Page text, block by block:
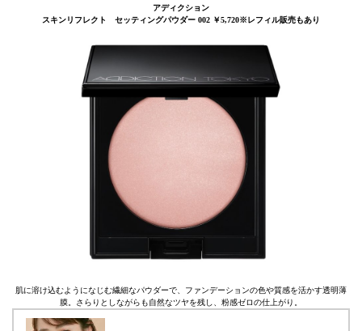
アディクション
スキンリフレクト セッティングパウダー 002 ￥5,720※レフィル販売もあり
肌に溶け込むようになじむ繊細なパウダーで、ファンデーションの色や質感を活かす透明薄
膜。さらりとしながらも自然なツヤを残し、粉感ゼロの仕上がり。